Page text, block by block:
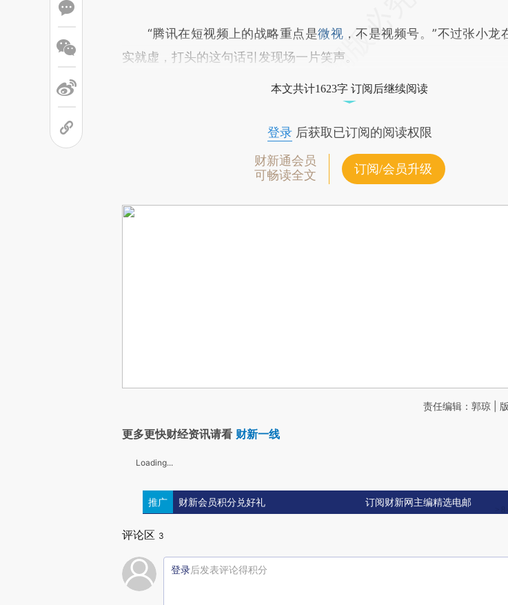
“腾讯在短视频上的战略重点是微视 ，不是视频号。”不过张小龙
实就虚，打头的这句话引发现场一片笑声。
本文共计1623字 订阅后继续阅读
登录后获取已订阅的阅读权限
财新通会员
可畅读全文
订阅/会员升级
责任编辑：郭琼 |
更多更快财经资讯请看 财新一线
Loading...
推广 财新会员积分兑好礼 订阅财新网主编精选电邮
评论区 3
登录后发表评论得积分